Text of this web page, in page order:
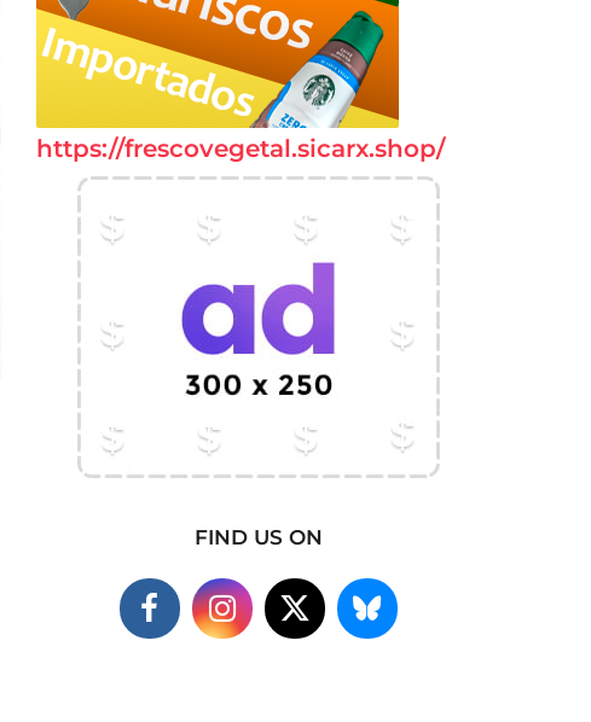
https://frescovegetal.sicarx.shop/
FIND US ON